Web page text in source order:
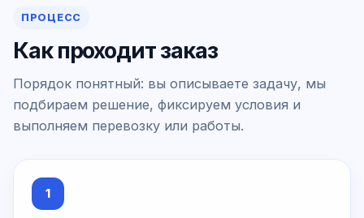
ПРОЦЕСС
Как проходит заказ
Порядок понятный: вы описываете задачу, мы
подбираем решение, фиксируем условия и
выполняем перевозку или работы.
1